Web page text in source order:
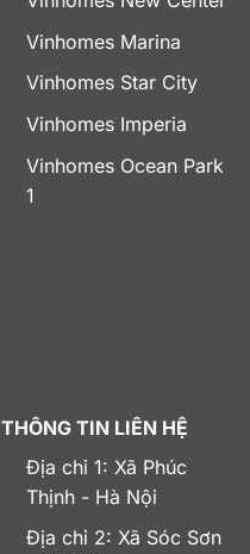
Vinhomes Marina
Vinhomes Star City
Vinhomes Imperia
Vinhomes Ocean Park
1
THÔNG TIN LIÊN HỆ
Địa chỉ 1: Xã Phúc
Thịnh - Hà Nội
Địa chỉ 2: Xã Sóc Sơn